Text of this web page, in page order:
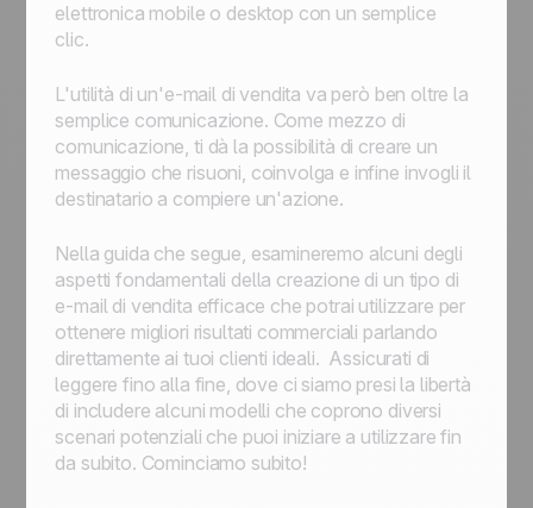
elettronica mobile o desktop con un semplice
clic.
L'utilità di un'e-mail di vendita va però ben oltre la
semplice comunicazione. Come mezzo di
comunicazione, ti dà la possibilità di creare un
messaggio che risuoni, coinvolga e infine invogli il
destinatario a compiere un'azione.
Nella guida che segue, esamineremo alcuni degli
aspetti fondamentali della creazione di un tipo di
e-mail di vendita efficace che potrai utilizzare per
ottenere migliori risultati commerciali parlando
direttamente ai tuoi clienti ideali. Assicurati di
leggere fino alla fine, dove ci siamo presi la libertà
di includere alcuni modelli che coprono diversi
scenari potenziali che puoi iniziare a utilizzare fin
da subito. Cominciamo subito!